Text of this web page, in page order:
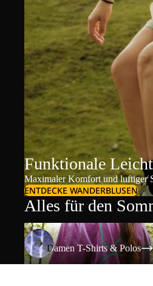
Funktionale
Maximaler Komfort und luftiger
ENTDECKE WANDERBLUSEN
Alles für den
Damen T-Shirts & Polos
Damen T-Shirts & Polos